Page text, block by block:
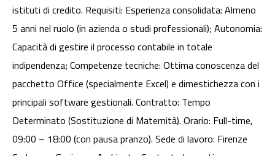
istituti di credito. Requisiti: Esperienza consolidata: Almeno
5 anni nel ruolo (in azienda o studi professionali); Autonomia:
Capacità di gestire il processo contabile in totale
indipendenza; Competenze tecniche: Ottima conoscenza del
pacchetto Office (specialmente Excel) e dimestichezza con i
principali software gestionali. Contratto: Tempo
Determinato (Sostituzione di Maternità). Orario: Full-time,
09:00 – 18:00 (con pausa pranzo). Sede di lavoro: Firenze